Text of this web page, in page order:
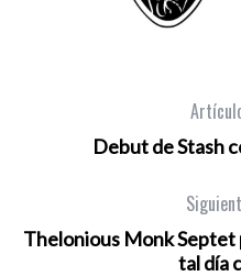
Debut de Stash
Thelonious Monk Septet
tal día